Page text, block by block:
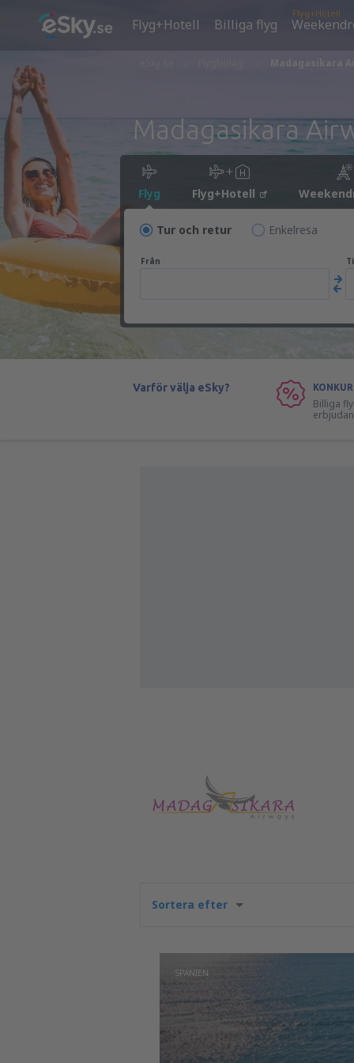
Flyg+Hotell Billiga flyg
Flyg+Hotell
Madagasikara
Flyg Flyg+Hotell
Tur och retur Enkelresa
Från
Varför välja eSky?
Billiga
Sortera efter
SPANIEN